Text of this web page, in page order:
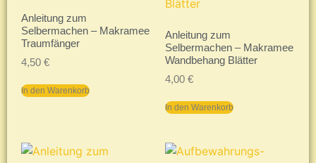
Anleitung zum
Selbermachen – Makramee
Traumfänger
4,50 €
In den Warenkorb
Anleitung zum
Selbermachen – Makramee
Wandbehang Blätter
4,00 €
In den Warenkorb